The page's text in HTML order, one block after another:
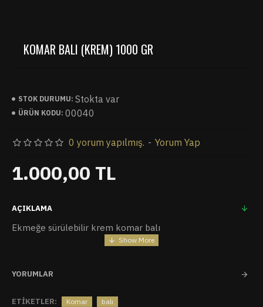
KOMAR BALI (KREM) 1000 GR
STOK DURUMU: Stokta var
ÜRÜN KODU: 00040
0 yorum yapılmış. - Yorum Yap
1.000,00 TL
AÇIKLAMA
Ekmeğe sürülebilir krem komar balı
YORUMLAR
ETIKETLER: Komar balı